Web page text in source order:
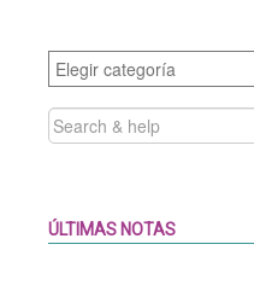
Categories
SEARCH
FOR:
ÚLTIMAS NOTAS